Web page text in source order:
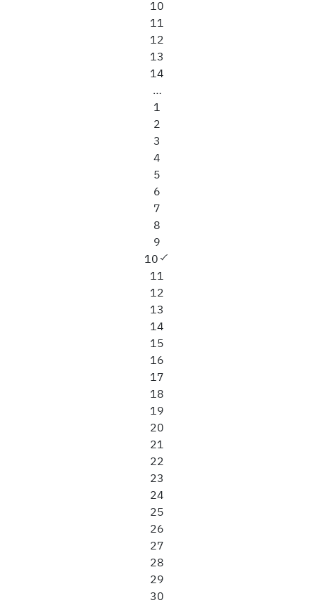
Current
page
10
Page
11
Page
12
Page
13
Page
14
…
1
2
3
4
5
6
7
8
9
10
11
12
13
14
15
16
17
18
19
20
21
22
23
24
25
26
27
28
29
30